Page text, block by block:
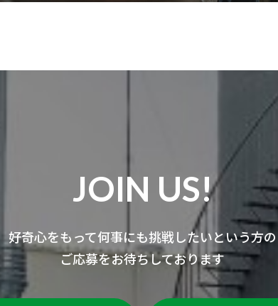
JOIN US!
好奇心をもって何事にも挑戦したいという方の
ご応募をお待ちしております